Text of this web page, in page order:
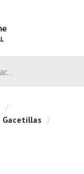
/
Gacetillas /